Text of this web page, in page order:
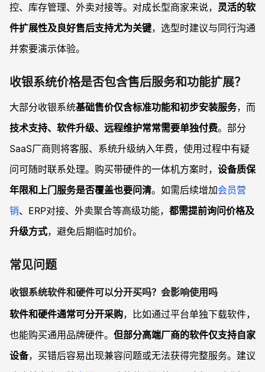
控、库存管理、外卖对接等。对成长型商家来说， 灵活的软
件扩展性及良好售后支持尤为关键，选型时建议与同行沟通
并索要演示体验。
收银系统价格是否包含售后服务和功能扩展？
大部分收银系统基础售价仅含标准功能和初步安装服务，而
技术支持、软件升级、远程维护常常需要单独付费。部分
SaaS厂商则将客服、系统升级纳入年费，使用过程中有疑
问可随时联系处理。购买带硬件的一体机方案时， 设备质保
年限和上门服务是否覆盖也要问清。如需后续增加会员营
销、ERP对接、外卖聚合等高级功能， 都需提前询问价格及
升级方式，避免后期临时加价。
常见问题
收银系统软件和硬件可以分开买吗？会影响使用吗
软件和硬件通常可分开采购，比如通过平台单独下载软件，
也能购买通用品牌硬件。 但部分高端厂商的软件仅支持自家
设备，买错后容易出现兼容问题或无法获得完整服务。建议